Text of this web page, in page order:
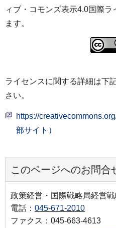
ィブ・コモンズ表示4.0国際
ます。
ライセンスに関する詳細は下
さい。
https://
部サイト）
このページへのお問合
政策経営・国際戦略局経営
電話： 045-671-2010
ファクス：045-663-4613